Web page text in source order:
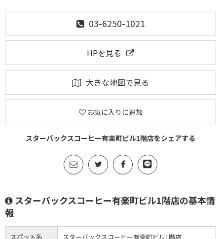
03-6250-1021
HPを見る
大きな地図で見る
お気に入りに追加
スターバックスコーヒー有楽町ビル1階店をシェアする
スターバックスコーヒー有楽町ビル1階店の基本情
報
スポット名 スターバックスコーヒー有楽町ビル1階店